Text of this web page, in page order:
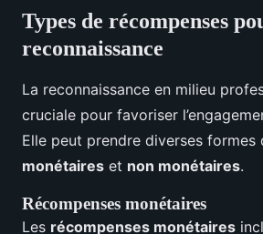
Types de récompenses
reconnaissance
La reconnaissance en milieu
cruciale pour favoriser
Elle peut prendre diverses formes
monétaires et non monétaires.
Récompenses monétaires
Les récompenses monétaires